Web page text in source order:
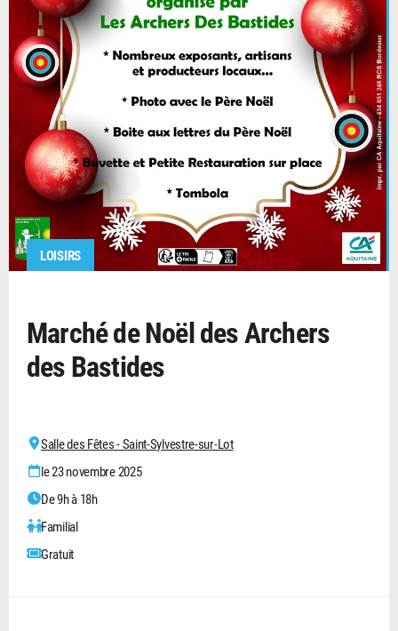
LOISIRS
Marché de Noël des Archers
des Bastides
Salle des Fêtes - Saint-Sylvestre-sur-Lot
le 23 novembre 2025
De 9h à 18h
Familial
Gratuit